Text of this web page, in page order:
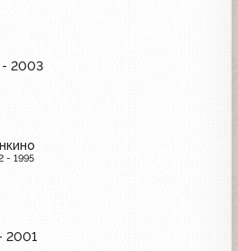
- 2003
- 1995
2001